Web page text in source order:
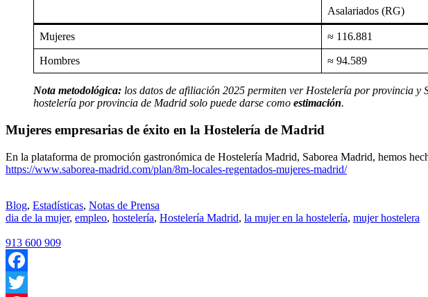
Asalariados (RG)
Mujeres ≈ 116.881
Hombres ≈ 94.589
Nota metodológica: los datos de afiliación 2025 permiten ver Hostelería por provincia y
hostelería por provincia de Madrid solo puede darse como estimación.
Mujeres empresarias de éxito en la Hostelería de Madrid
En la plataforma de promoción gastronómica de Hostelería Madrid, Saborea Madrid, hemos
https://www.saborea-madrid.com/plan/8m-locales-regentados-mujeres-madrid/
Blog, Estadísticas, Notas de Prensa
dia de la mujer, empleo, hostelería, Hostelería Madrid, la mujer en la hostelería, mujer hostelera
913 600 909
Facebook